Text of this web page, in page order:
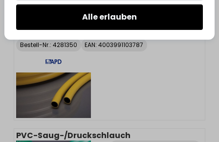
APDPVC/Wasserschlauch Classic gelb
Bestell-Nr.: 4281350 EAN: 4003991103787
PVC-Saug-/Druckschlauch
Alle erlauben